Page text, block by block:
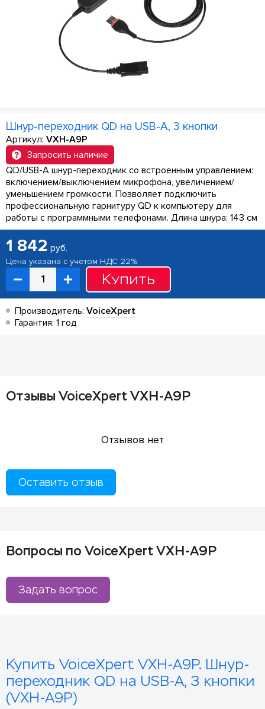
Шнур-переходник QD на USB-A, 3 кнопки
Артикул: VXH-A9P
Запросить наличие
QD/USB-A шнур-переходник со встроенным управлением:
включением/выключением микрофона, увеличением/
уменьшением громкости. Позволяет подключить
профессиональную гарнитуру QD к компьютеру для
работы с программными телефонами. Длина шнура: 143 см
1 842 руб.
Цена указана с учетом НДС 22%
Купить
Производитель: VoiceXpert
Гарантия: 1 год
Отзывы VoiceXpert VXH-A9P
Отзывов нет
Оставить отзыв
Вопросы по VoiceXpert VXH-A9P
Задать вопрос
Купить VoiceXpert VXH-A9P. Шнур-
переходник QD на USB-A, 3 кнопки
(VXH-A9P)